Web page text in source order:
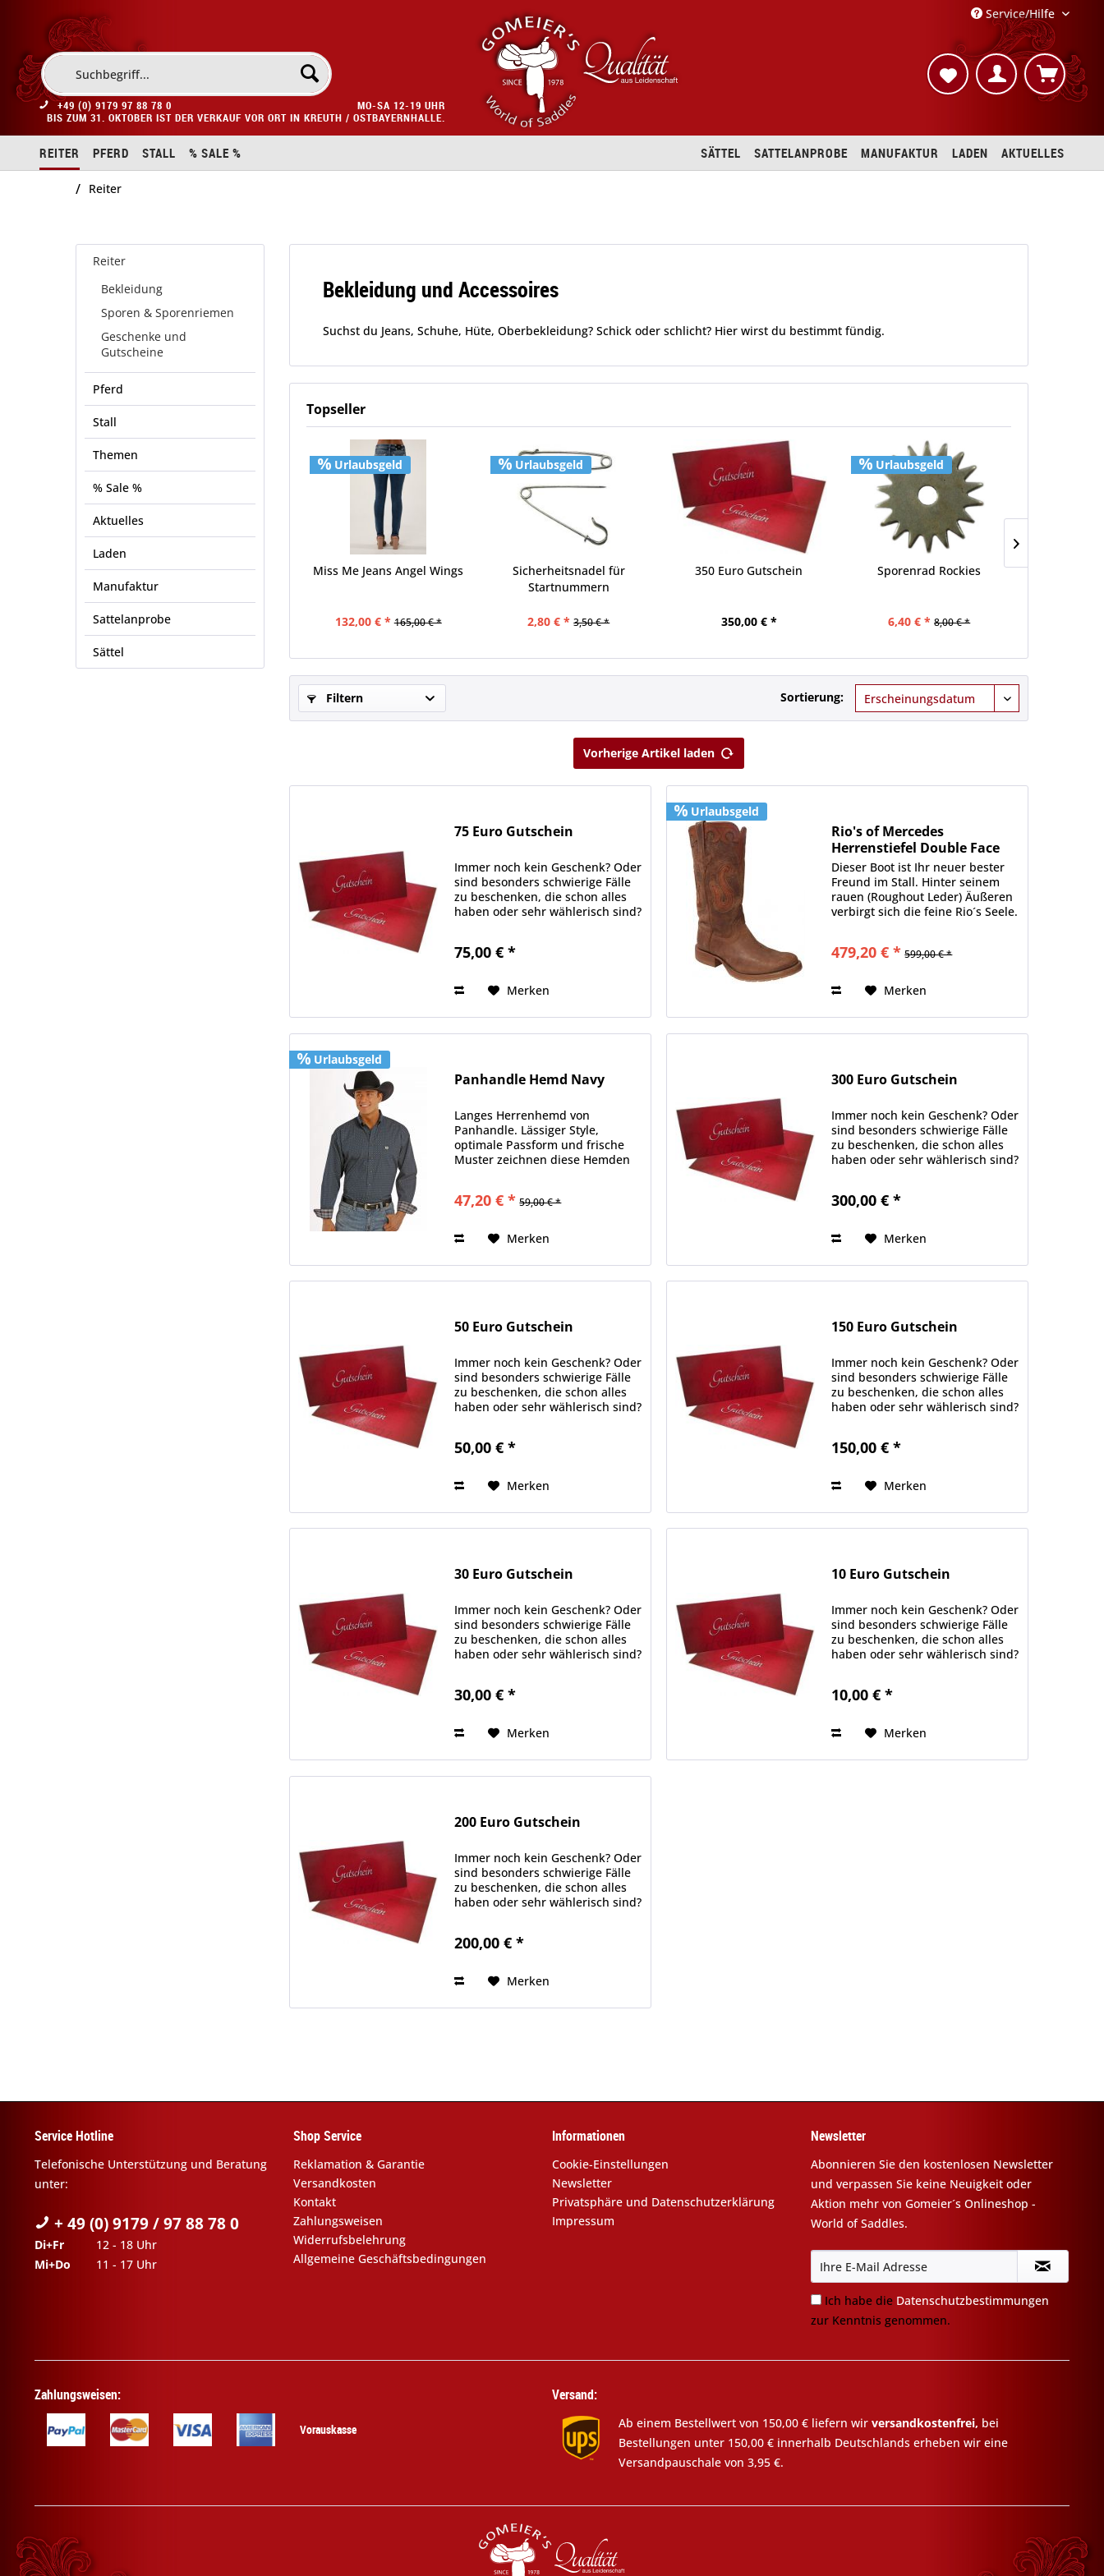
Service/Hilfe
+49 (0) 9179 97 88 78 0
MO-SA 12-19 UHR
BIS ZUM 31. OKTOBER IST DER VERKAUF VOR ORT IN KREUTH / OSTBAYERNHALLE.
REITER PFERD STALL % SALE % AKTUELLES
LADEN
MANUFAKTUR
SATTELANPROBE
SÄTTEL
/ Reiter
Reiter
Bekleidung
Sporen & Sporenriemen
Geschenke und
Gutscheine
Pferd
Stall
Themen
% Sale %
Aktuelles
Laden
Manufaktur
Sattelanprobe
Sättel
Bekleidung und Accessoires
Suchst du Jeans, Schuhe, Hüte, Oberbekleidung? Schick oder schlicht? Hier wirst du bestimmt fündig.
Topseller
Urlaubsgeld
Miss Me Jeans Angel Wings
132,00 € * 165,00 € *
Urlaubsgeld
Sicherheitsnadel für
Startnummern
2,80 € * 3,50 € *
350 Euro Gutschein
350,00 € *
Urlaubsgeld
Sporenrad Rockies
6,40 € * 8,00 € *
Filtern Sortierung:
Vorherige Artikel laden
75 Euro Gutschein
Immer noch kein Geschenk? Oder
sind besonders schwierige Fälle
zu beschenken, die schon alles
haben oder sehr wählerisch sind?
Geschenkgutscheine, bei denen
75,00 € *
Merken
Urlaubsgeld
Rio's of Mercedes
Herrenstiefel Double Face
Chili
Dieser Boot ist Ihr neuer bester
Freund im Stall. Hinter seinem
rauen (Roughout Leder) Äußeren
verbirgt sich die feine Rio´s Seele.
Sohle ist dieses Mal etwas ganz
479,20 € * 599,00 € *
Merken
Urlaubsgeld
Panhandle Hemd Navy
Langes Herrenhemd von
Panhandle. Lässiger Style,
optimale Passform und frische
Muster zeichnen diese Hemden
Maschinenwaschbar
47,20 € * 59,00 € *
Merken
300 Euro Gutschein
Immer noch kein Geschenk? Oder
sind besonders schwierige Fälle
zu beschenken, die schon alles
haben oder sehr wählerisch sind?
Geschenkgutscheine, bei denen
300,00 € *
Merken
50 Euro Gutschein
Immer noch kein Geschenk? Oder
sind besonders schwierige Fälle
zu beschenken, die schon alles
haben oder sehr wählerisch sind?
Geschenkgutscheine, bei denen
50,00 € *
Merken
150 Euro Gutschein
Immer noch kein Geschenk? Oder
sind besonders schwierige Fälle
zu beschenken, die schon alles
haben oder sehr wählerisch sind?
Geschenkgutscheine, bei denen
150,00 € *
Merken
30 Euro Gutschein
Immer noch kein Geschenk? Oder
sind besonders schwierige Fälle
zu beschenken, die schon alles
haben oder sehr wählerisch sind?
Geschenkgutscheine, bei denen
30,00 € *
Merken
10 Euro Gutschein
Immer noch kein Geschenk? Oder
sind besonders schwierige Fälle
zu beschenken, die schon alles
haben oder sehr wählerisch sind?
Geschenkgutscheine, bei denen
10,00 € *
Merken
200 Euro Gutschein
Immer noch kein Geschenk? Oder
sind besonders schwierige Fälle
zu beschenken, die schon alles
haben oder sehr wählerisch sind?
Geschenkgutscheine, bei denen
200,00 € *
Merken
Service Hotline
Telefonische Unterstützung und Beratung
unter:
+ 49 (0) 9179 / 97 88 78 0
Di+Fr
12 - 18 Uhr
Mi+Do
11 - 17 Uhr
Shop Service
Reklamation & Garantie
Versandkosten
Kontakt
Zahlungsweisen
Widerrufsbelehrung
Allgemeine Geschäftsbedingungen
Informationen
Cookie-Einstellungen
Newsletter
Privatsphäre und Datenschutzerklärung
Impressum
Newsletter
Abonnieren Sie den kostenlosen Newsletter
und verpassen Sie keine Neuigkeit oder
Aktion mehr von Gomeier´s Onlineshop -
World of Saddles.
Ich habe die Datenschutzbestimmungen
zur Kenntnis genommen.
Zahlungsweisen:
Vorauskasse
Versand:
Ab einem Bestellwert von 150,00 € liefern wir versandkostenfrei, bei
Bestellungen unter 150,00 € innerhalb Deutschlands erheben wir eine
Versandpauschale von 3,95 €.